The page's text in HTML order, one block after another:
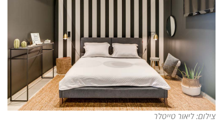
צילום: ליאור טייטלר